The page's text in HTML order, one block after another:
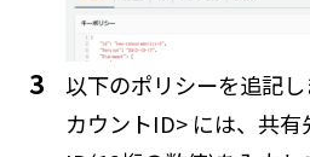
以下のポリシーを追記
カウントID> には、共有